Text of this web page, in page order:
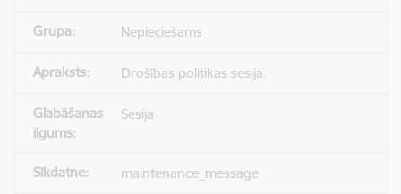
Nepieciešams
Drošības politikas sesija.
Sesija
maintenance_message